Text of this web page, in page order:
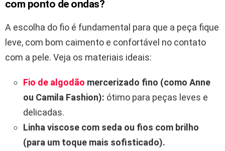
com ponto de ondas?
A escolha do fio é fundamental para que a peça fique
leve, com bom caimento e confortável no contato
com a pele. Veja os materiais ideais:
Fio de algodão mercerizado fino (como Anne
ou Camila Fashion): ótimo para peças leves e
delicadas.
Linha viscose com seda ou fios com brilho
(para um toque mais sofisticado).